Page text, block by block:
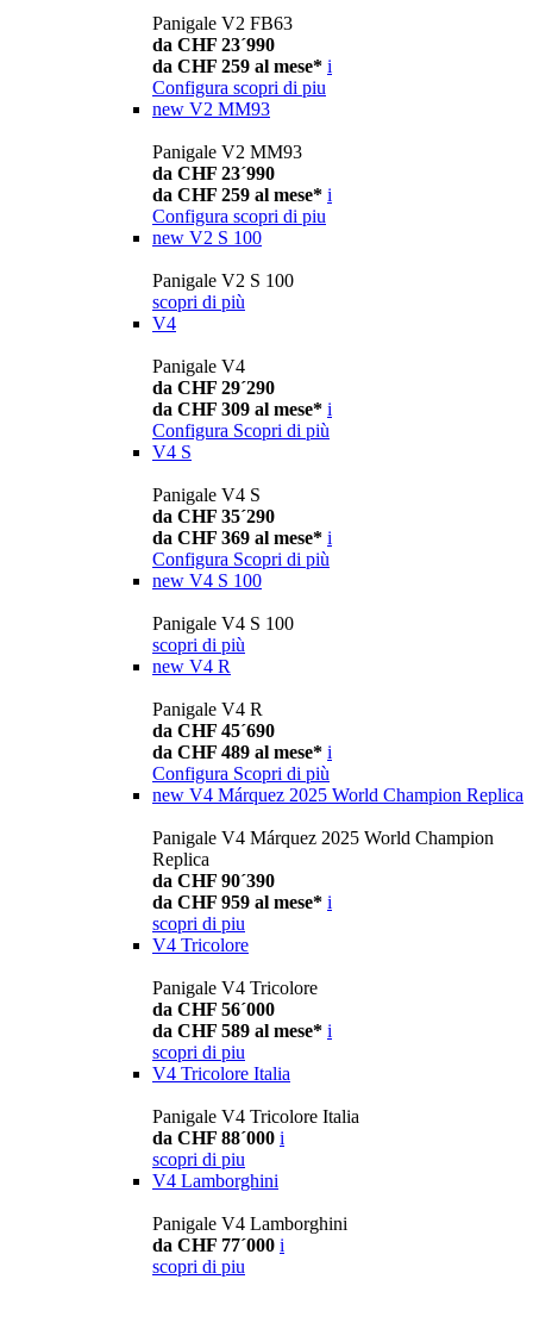
Panigale V2 FB63
da CHF 23´990
da CHF 259 al mese* i
Configura scopri di piu
new V2 MM93
Panigale V2 MM93
da CHF 23´990
da CHF 259 al mese* i
Configura scopri di piu
new V2 S 100
Panigale V2 S 100
scopri di più
V4
Panigale V4
da CHF 29´290
da CHF 309 al mese* i
Configura Scopri di più
V4 S
Panigale V4 S
da CHF 35´290
da CHF 369 al mese* i
Configura Scopri di più
new V4 S 100
Panigale V4 S 100
scopri di più
new V4 R
Panigale V4 R
da CHF 45´690
da CHF 489 al mese* i
Configura Scopri di più
new V4 Márquez 2025 World Champion Replica
Panigale V4 Márquez 2025 World Champion
Replica
da CHF 90´390
da CHF 959 al mese* i
scopri di piu
V4 Tricolore
Panigale V4 Tricolore
da CHF 56´000
da CHF 589 al mese* i
scopri di piu
V4 Tricolore Italia
Panigale V4 Tricolore Italia
da CHF 88´000 i
scopri di piu
V4 Lamborghini
Panigale V4 Lamborghini
da CHF 77´000 i
scopri di piu